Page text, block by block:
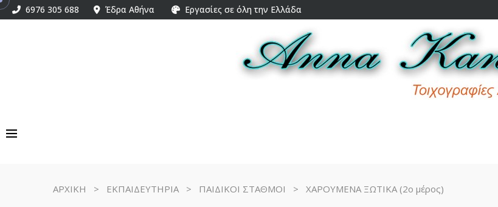
6976 305 688 Έδρα Αθήνα Εργασίες σε όλη την Ελλάδα
ΑΡΧΙΚΗ > ΕΚΠΑΙΔΕΥΤΗΡΙΑ> ΠΑΙΔΙΚΟΙ ΣΤΑΘΜΟΙ > ΧΑΡΟΥΜΕΝΑ ΞΩΤΙΚΑ (2o μέρος)